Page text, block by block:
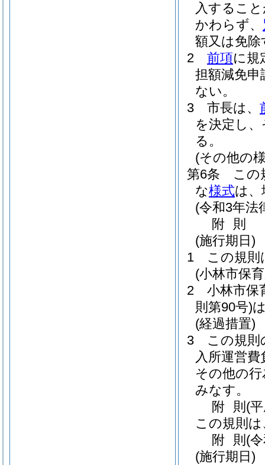
入するこ
かわらず、
額又は免
2
前項に規
担額減免申
ない。
3
市長は、
を決定し
る。
(その他の
第6条
この
な様式は、
(令和3年法
附 則
(施行期日)
1
この規則
(小林市保
2
小林市保
則第90号)
(経過措置)
3
この規則
入所運営
その他の
みなす。
附 則 (
この規則
附 則 (
(施行期日)